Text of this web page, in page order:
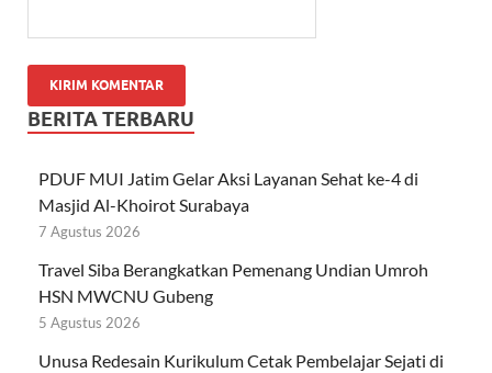
BERITA TERBARU
PDUF MUI Jatim Gelar Aksi Layanan Sehat ke-4 di
Masjid Al-Khoirot Surabaya
7 Agustus 2026
Travel Siba Berangkatkan Pemenang Undian Umroh
HSN MWCNU Gubeng
5 Agustus 2026
Unusa Redesain Kurikulum Cetak Pembelajar Sejati di